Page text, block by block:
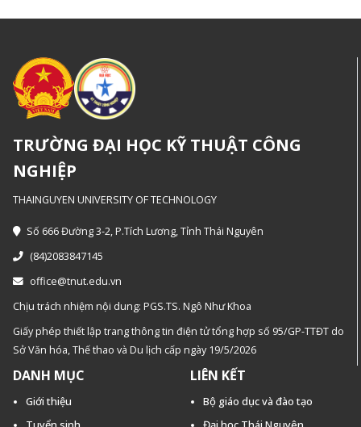
TRƯỜNG ĐẠI HỌC KỸ THUẬT CÔNG
NGHIỆP
THAINGUYEN UNIVERSITY OF TECHNOLOGY
Số 666 Đường 3-2, P.Tích Lương, Tỉnh Thái Nguyên
(84)2083847145
office@tnut.edu.vn
Chịu trách nhiệm nội dung: PGS.TS. Ngô Như Khoa
Giấy phép thiết lập trang thông tin điện tử tổng hợp số 95/GP-TTĐT do
Sở Văn hóa, Thế thao và Du lịch cấp ngày 19/5/2026
DANH MỤC
Giới thiệu
LIÊN KẾT
Bộ giáo dục và đào tạo